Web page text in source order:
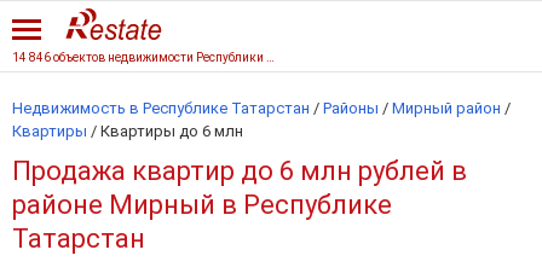
Недвижимость в Республике Татарстан / Районы / Мирный район /
Квартиры / Квартиры до 6 млн
Продажа квартир до 6 млн рублей в
районе Мирный в Республике
Татарстан